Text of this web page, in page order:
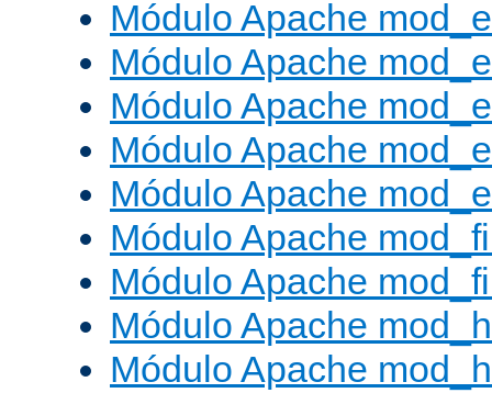
Módulo Apache
Módulo Apache
Módulo Apache
Módulo Apache
Módulo Apache
Módulo Apache
Módulo Apache
Módulo Apache
Módulo Apache